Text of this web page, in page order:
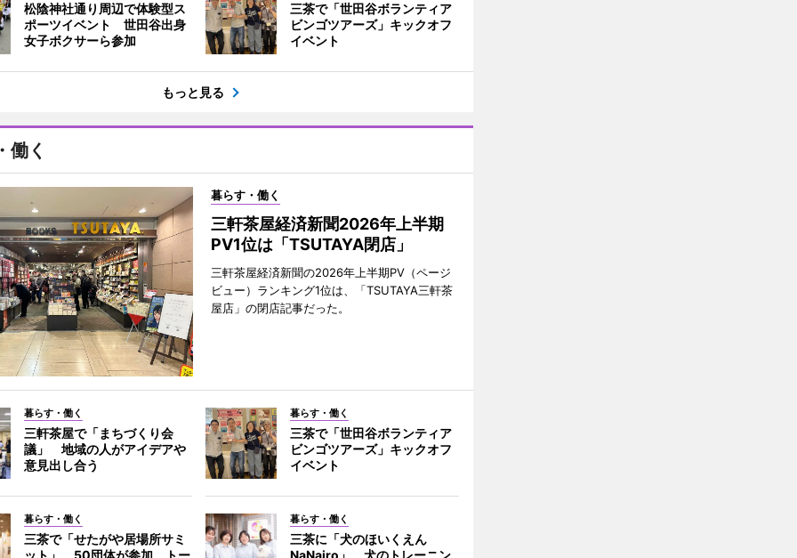
松陰神社通り周辺で体験型ス
ポーツイベント 世田谷出身
女子ボクサーら参加
三茶で「世田谷ボランティア
ビンゴツアーズ」キックオフ
イベント
もっと見る
働く
暮らす・働く
三軒茶屋経済新聞2026年上半期
PV1位は「TSUTAYA閉店」
三軒茶屋経済新聞の2026年上半期PV（ページ
ビュー）ランキング1位は、「TSUTAYA三軒茶
屋店」の閉店記事だった。
暮らす・働く
三軒茶屋で「まちづくり会
議」 地域の人がアイデアや
意見出し合う
暮らす・働く
三茶で「世田谷ボランティア
ビンゴツアーズ」キックオフ
イベント
暮らす・働く
三茶で「せたがや居場所サミ
ット」 50団体が参加、トー
暮らす・働く
三茶に「犬のほいくえん
NaNairo」 犬のトレーニン